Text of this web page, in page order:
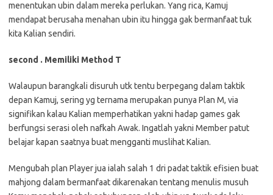
menentukan ubin dalam mereka perlukan. Yang rica, Kamuj
mendapat berusaha menahan ubin itu hingga gak bermanfaat tuk
kita Kalian sendiri.
second . Memiliki Method T
Walaupun barangkali disuruh utk tentu berpegang dalam taktik
depan Kamuj, sering yg ternama merupakan punya Plan M, via
signifikan kalau Kalian memperhatikan yakni hadap games gak
berfungsi serasi oleh nafkah Awak. Ingatlah yakni Member patut
belajar kapan saatnya buat mengganti muslihat Kalian.
Mengubah plan Player jua ialah salah 1 dri padat taktik efisien buat
mahjong dalam bermanfaat dikarenakan tentang menulis musuh